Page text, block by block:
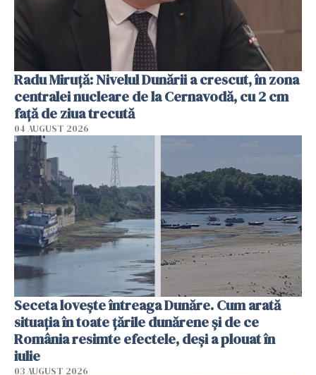
Radu Miruţă: Nivelul Dunării a crescut, în zona
centralei nucleare de la Cernavodă, cu 2 cm
faţă de ziua trecută
04 AUGUST 2026
Seceta lovește întreaga Dunăre. Cum arată
situația în toate țările dunărene și de ce
România resimte efectele, deși a plouat în
iulie
03 AUGUST 2026